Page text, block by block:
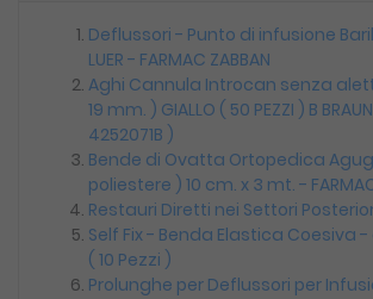
Deflussori - Punto di infusione
LUER - FARMAC ZABBAN
Aghi Cannula Introcan senza
19 mm. ) GIALLO ( 50 PEZZI ) B BRAUN
4252071B )
Bende di Ovatta Ortopedica
poliestere ) 10 cm. x 3 mt. -
Restauri Diretti nei Settori
Self Fix - Benda Elastica Coesiva -
( 10 Pezzi )
Prolunghe per Deflussori per